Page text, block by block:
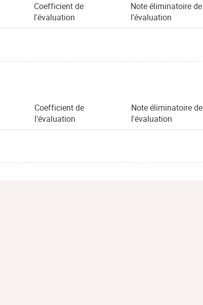
Coefficient de
l'évaluation
Note éliminatoire de
l'évaluation
Coefficient de
l'évaluation
Note éliminatoire de
l'évaluation